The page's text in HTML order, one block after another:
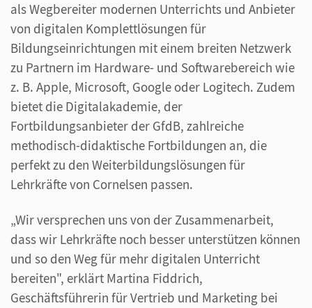
als Wegbereiter modernen Unterrichts und Anbieter
von digitalen Komplettlösungen für
Bildungseinrichtungen mit einem breiten Netzwerk
zu Partnern im Hardware- und Softwarebereich wie
z. B. Apple, Microsoft, Google oder Logitech. Zudem
bietet die Digitalakademie, der
Fortbildungsanbieter der GfdB, zahlreiche
methodisch-didaktische Fortbildungen an, die
perfekt zu den Weiterbildungslösungen für
Lehrkräfte von Cornelsen passen.
„Wir versprechen uns von der Zusammenarbeit,
dass wir Lehrkräfte noch besser unterstützen können
und so den Weg für mehr digitalen Unterricht
bereiten", erklärt Martina Fiddrich,
Geschäftsführerin für Vertrieb und Marketing bei